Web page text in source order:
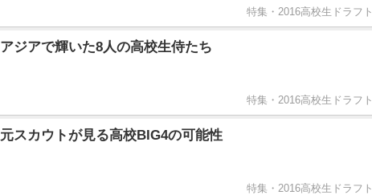
特集・2016高校生ドラフト
アジアで輝いた8人の高校生侍たち
特集・2016高校生ドラフト
元スカウトが見る高校BIG4の可能性
特集・2016高校生ドラフト